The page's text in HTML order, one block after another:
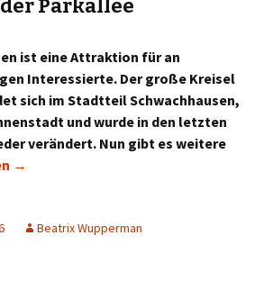
Parkallee
ist eine Attraktion für an
Interessierte. Der große Kreisel
sich im Stadtteil Schwachhausen,
und wurde in den letzten
verändert. Nun gibt es weitere
wer Böses denkt: Listige Planung in der
→
Beatrix Wupperman